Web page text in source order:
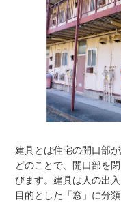
建具とは住宅の開口部
どのことで、開口部を
びます。建具は人の出
目的とした「窓」に分類